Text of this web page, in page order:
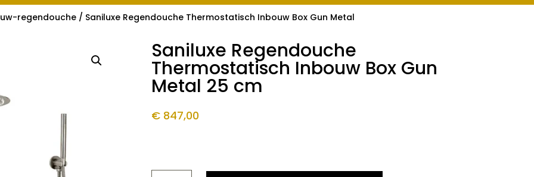
regendouche/ Saniluxe Regendouche Thermostatisch Inbouw Box Gun Metal
Saniluxe Regendouche
Thermostatisch Inbouw Box Gun
Metal 25 cm
€847,00